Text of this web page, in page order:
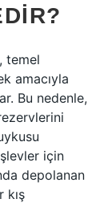
temel
amacıyla
Bu nedenle,
için
depolanan
kış